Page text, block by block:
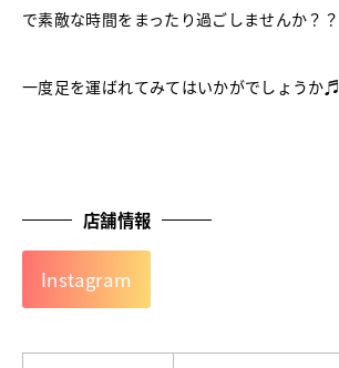
で素敵な時間をまったり過ごしませんか？？
一度足を運ばれてみてはいかがでしょうか♬
店舗情報
Instagram